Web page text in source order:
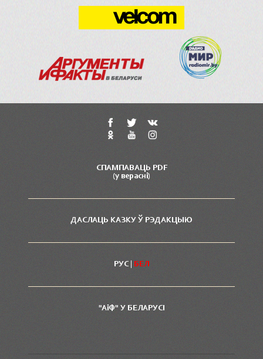
СПАМПАВАЦЬ PDF
(у вераснi)
ДАСЛАЦЬ КАЗКУ Ў РЭДАКЦЫЮ
РУС| БЕЛ
"АiФ" У БЕЛАРУСI